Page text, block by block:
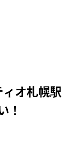
オ札幌駅
！